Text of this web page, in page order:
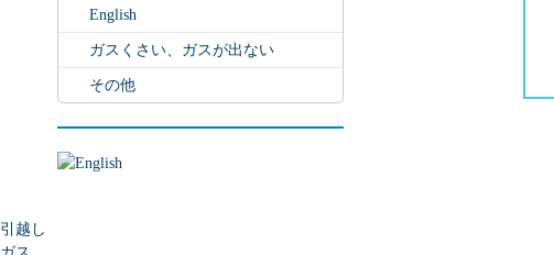
English
ガスくさい、ガスが出ない
その他
引越し